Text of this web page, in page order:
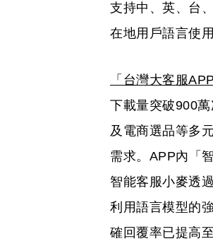
支持中、英、台
在地用戶語言使
「台灣大客服
下載量突破900
及電商選品等多
需求。APP內「
智能客服小麥透
利用語言模型的
確回覆率已提高